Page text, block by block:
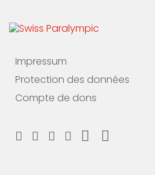
Impressum
Protection des données
Compte de dons